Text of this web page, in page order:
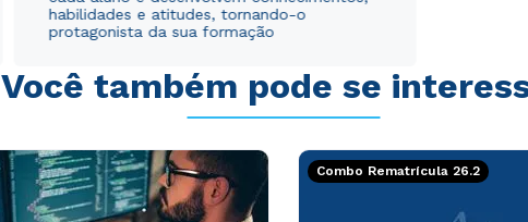
habilidades e atitudes, tornando-o
protagonista da sua formação
Você também pode se
Combo Rematrícula 26.2
ou
Estou de acordo com a Política de Privacidade.e
autorizo que meus dados sejam utilizados para o
envio de conteúdos da Cruzeiro do Sul.
ou
Estou de acordo com a Política de Privacidade.e
autorizo que meus dados sejam utilizados para o
envio de conteúdos da Cruzeiro do Sul.